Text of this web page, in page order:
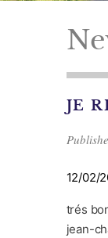
JE
12/02/
trés
jean-